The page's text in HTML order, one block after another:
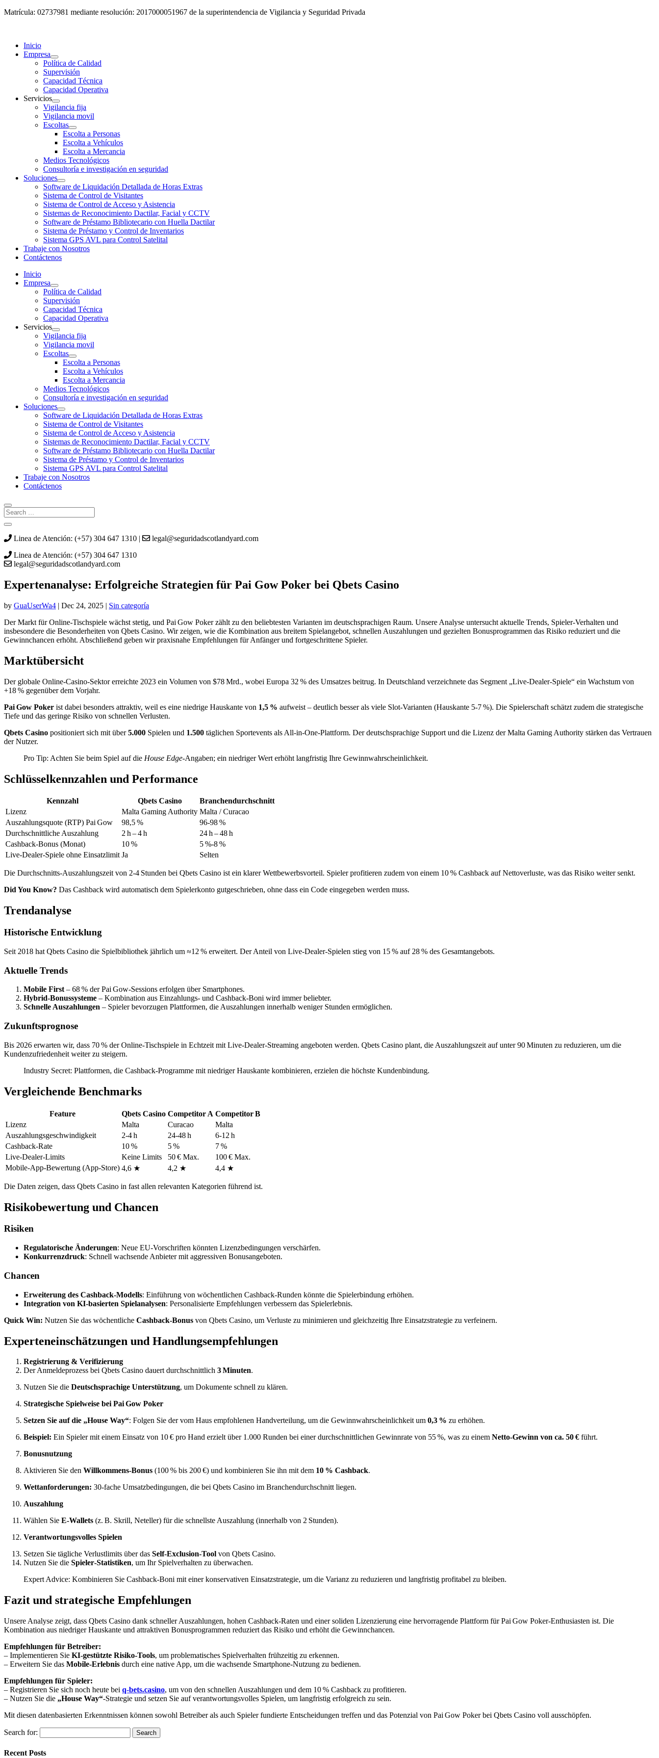
Matrícula: 02737981 mediante resolución: 2017000051967 de la superintendencia de Vigilancia y Seguridad Privada
Inicio
Empresa
Política de Calidad
Supervisión
Capacidad Técnica
Capacidad Operativa
Servicios
Vigilancia fija
Vigilancia movil
Escoltas
Escolta a Personas
Escolta a Vehículos
Escolta a Mercancia
Medios Tecnológicos
Consultoría e investigación en seguridad
Soluciones
Software de Liquidación Detallada de Horas Extras
Sistema de Control de Visitantes
Sistema de Control de Acceso y Asistencia
Sistemas de Reconocimiento Dactilar, Facial y CCTV
Software de Préstamo Bibliotecario con Huella Dactilar
Sistema de Préstamo y Control de Inventarios
Sistema GPS AVL para Control Satelital
Trabaje con Nosotros
Contáctenos
Inicio
Empresa
Política de Calidad
Supervisión
Capacidad Técnica
Capacidad Operativa
Servicios
Vigilancia fija
Vigilancia movil
Escoltas
Escolta a Personas
Escolta a Vehículos
Escolta a Mercancia
Medios Tecnológicos
Consultoría e investigación en seguridad
Soluciones
Software de Liquidación Detallada de Horas Extras
Sistema de Control de Visitantes
Sistema de Control de Acceso y Asistencia
Sistemas de Reconocimiento Dactilar, Facial y CCTV
Software de Préstamo Bibliotecario con Huella Dactilar
Sistema de Préstamo y Control de Inventarios
Sistema GPS AVL para Control Satelital
Trabaje con Nosotros
Contáctenos
Linea de Atención: (+57) 304 647 1310 |
legal@seguridadscotlandyard.com
Linea de Atención: (+57) 304 647 1310
legal@seguridadscotlandyard.com
Expertenanalyse: Erfolgreiche Strategien für Pai Gow Poker bei Qbets Casino
by GuaUserWa4 | Dec 24, 2025 | Sin categoría
Der Markt für Online‑Tischspiele wächst stetig, und Pai Gow Poker zählt zu den beliebtesten Varianten im deutschsprachigen Raum. Unsere Analyse untersucht aktuelle Trends, Spieler‑Verhalten und
insbesondere die Besonderheiten von Qbets Casino. Wir zeigen, wie die Kombination aus breitem Spielangebot, schnellen Auszahlungen und gezielten Bonusprogrammen das Risiko reduziert und die
Gewinnchancen erhöht. Abschließend geben wir praxisnahe Empfehlungen für Anfänger und fortgeschrittene Spieler.
Marktübersicht
Der globale Online‑Casino‑Sektor erreichte 2023 ein Volumen von $78 Mrd., wobei Europa 32 % des Umsatzes beitrug. In Deutschland verzeichnete das Segment „Live‑Dealer‑Spiele“ ein Wachstum von
+18 % gegenüber dem Vorjahr.
Pai Gow Poker ist dabei besonders attraktiv, weil es eine niedrige Hauskante von 1,5 % aufweist – deutlich besser als viele Slot‑Varianten (Hauskante 5‑7 %). Die Spielerschaft schätzt zudem die strategische
Tiefe und das geringe Risiko von schnellen Verlusten.
Qbets Casino positioniert sich mit über5.000 Spielen und 1.500 täglichen Sportevents als All‑in‑One‑Plattform. Der deutschsprachige Support und die Lizenz der Malta Gaming Authority stärken das Vertrauen
der Nutzer.
Pro Tip: Achten Sie beim Spiel auf die House Edge‑Angaben; ein niedriger Wert erhöht langfristig Ihre Gewinnwahrscheinlichkeit.
Schlüsselkennzahlen und Performance
Kennzahl Qbets Casino
Branchendurchschnitt
Lizenz
Malta Gaming Authority Malta / Curacao
Auszahlungsquote (RTP) Pai Gow
98,5 %
96‑98 %
Durchschnittliche Auszahlung
2 h – 4 h
24 h – 48 h
Cashback‑Bonus (Monat)
10 %
5 %‑8 %
Live‑Dealer‑Spiele ohne Einsatzlimit Ja Selten
Die Durchschnitts‑Auszahlungszeit von 2‑4 Stunden bei Qbets Casino ist ein klarer Wettbewerbsvorteil. Spieler profitieren zudem von einem 10 % Cashback auf Nettoverluste, was das Risiko weiter senkt.
Did You Know? Das Cashback wird automatisch dem Spielerkonto gutgeschrieben, ohne dass ein Code eingegeben werden muss.
Trendanalyse
Historische Entwicklung
Seit 2018 hat Qbets Casino die Spielbibliothek jährlich um ≈12 % erweitert. Der Anteil von Live‑Dealer‑Spielen stieg von 15 % auf 28 % des Gesamtangebots.
Aktuelle Trends
Mobile First– 68 % der Pai Gow‑Sessions erfolgen über Smartphones.
Hybrid‑Bonussysteme – Kombination aus Einzahlungs‑ und Cashback‑Boni wird immer beliebter.
Schnelle Auszahlungen – Spieler bevorzugen Plattformen, die Auszahlungen innerhalb weniger Stunden ermöglichen.
Zukunftsprognose
Bis 2026 erwarten wir, dass 70 % der Online‑Tischspiele in Echtzeit mit Live‑Dealer‑Streaming angeboten werden. Qbets Casino plant, die Auszahlungszeit auf unter 90 Minuten zu reduzieren, um die
Kundenzufriedenheit weiter zu steigern.
Industry Secret: Plattformen, die Cashback‑Programme mit niedriger Hauskante kombinieren, erzielen die höchste Kundenbindung.
Vergleichende Benchmarks
Feature Qbets Casino Competitor A Competitor B
Lizenz
Malta Curacao
Malta
Auszahlungsgeschwindigkeit
2‑4 h 24‑48 h
6‑12 h
Cashback‑Rate
10 % 5 %
7 %
Live‑Dealer‑Limits
Keine Limits 50 € Max.
100 € Max.
Mobile‑App‑Bewertung (App‑Store) 4,6 ★ 4,2 ★ 4,4 ★
Die Daten zeigen, dass Qbets Casino in fast allen relevanten Kategorien führend ist.
Risikobewertung und Chancen
Risiken
Regulatorische Änderungen: Neue EU‑Vorschriften könnten Lizenzbedingungen verschärfen.
Konkurrenzdruck: Schnell wachsende Anbieter mit aggressiven Bonusangeboten.
Chancen
Erweiterung des Cashback‑Modells: Einführung von wöchentlichen Cashback‑Runden könnte die Spielerbindung erhöhen.
Integration von KI‑basierten Spielanalysen: Personalisierte Empfehlungen verbessern das Spielerlebnis.
Quick Win: Nutzen Sie das wöchentliche Cashback‑Bonus von Qbets Casino, um Verluste zu minimieren und gleichzeitig Ihre Einsatzstrategie zu verfeinern.
Experteneinschätzungen und Handlungsempfehlungen
Registrierung & Verifizierung
Der Anmeldeprozess bei Qbets Casino dauert durchschnittlich 3 Minuten.
Nutzen Sie die Deutschsprachige Unterstützung, um Dokumente schnell zu klären.
Strategische Spielweise bei Pai Gow Poker
Setzen Sie auf die „House Way“: Folgen Sie der vom Haus empfohlenen Handverteilung, um die Gewinnwahrscheinlichkeit um 0,3 % zu erhöhen.
Beispiel: Ein Spieler mit einem Einsatz von 10 € pro Hand erzielt über 1.000 Runden bei einer durchschnittlichen Gewinnrate von 55 %, was zu einem Netto‑Gewinn von ca. 50 € führt.
Bonusnutzung
Aktivieren Sie den Willkommens‑Bonus (100 % bis 200 €) und kombinieren Sie ihn mit dem 10 % Cashback.
Wettanforderungen: 30‑fache Umsatzbedingungen, die bei Qbets Casino im Branchendurchschnitt liegen.
Auszahlung
Wählen Sie E‑Wallets (z. B. Skrill, Neteller) für die schnellste Auszahlung (innerhalb von 2 Stunden).
Verantwortungsvolles Spielen
Setzen Sie tägliche Verlustlimits über das Self‑Exclusion‑Tool von Qbets Casino.
Nutzen Sie die Spieler‑Statistiken, um Ihr Spielverhalten zu überwachen.
Expert Advice: Kombinieren Sie Cashback‑Boni mit einer konservativen Einsatzstrategie, um die Varianz zu reduzieren und langfristig profitabel zu bleiben.
Fazit und strategische Empfehlungen
Unsere Analyse zeigt, dass Qbets Casino dank schneller Auszahlungen, hohen Cashback‑Raten und einer soliden Lizenzierung eine hervorragende Plattform für Pai Gow Poker‑Enthusiasten ist. Die
Kombination aus niedriger Hauskante und attraktiven Bonusprogrammen reduziert das Risiko und erhöht die Gewinnchancen.
Empfehlungen für Betreiber:
– Implementieren Sie KI‑gestützte Risiko‑Tools, um problematisches Spielverhalten frühzeitig zu erkennen.
– Erweitern Sie das Mobile‑Erlebnis durch eine native App, um die wachsende Smartphone‑Nutzung zu bedienen.
Empfehlungen für Spieler:
– Registrieren Sie sich noch heute bei q-bets.casino, um von den schnellen Auszahlungen und dem 10 % Cashback zu profitieren.
– Nutzen Sie die „House Way“‑Strategie und setzen Sie auf verantwortungsvolles Spielen, um langfristig erfolgreich zu sein.
Mit diesen datenbasierten Erkenntnissen können sowohl Betreiber als auch Spieler fundierte Entscheidungen treffen und das Potenzial von Pai Gow Poker bei Qbets Casino voll ausschöpfen.
Search for:
Recent Posts